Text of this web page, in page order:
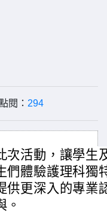
閱： 294
次活動，讓學生
們體驗護理科獨
供更深入的專業
。